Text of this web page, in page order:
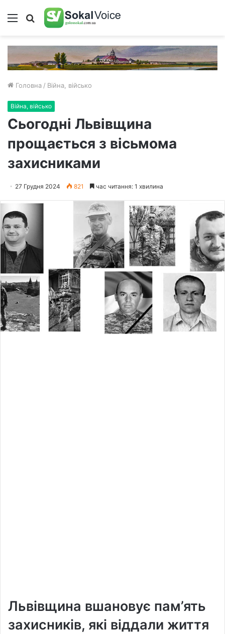
Меню Пошук
Головна / Війна, військо
Війна, військо
Сьогодні Львівщина
прощається з вісьмома
захисниками
27 Грудня 2024 821 час читання: 1 хвилина
Львівщина вшановує пам’ять
захисників, які віддали життя